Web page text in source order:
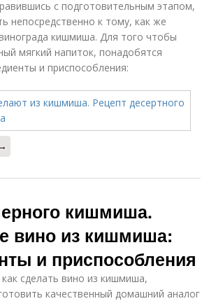
с подготовительным этапом,
непосредственно к тому, как же
кишмиша. Для того чтобы
мягкий напиток, понадобятся
и приспособления:
кишмиша.
вино из кишмиша:
и приспособления
сделать вино из кишмиша,
качественный домашний аналог